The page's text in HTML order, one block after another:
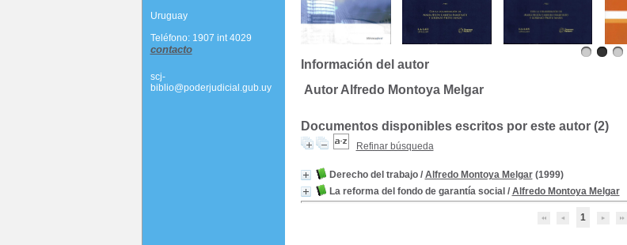
Información del autor
Autor Alfredo Montoya Melgar
Documentos disponibles escritos por este autor (2)
Refinar búsqueda
Derecho del trabajo/ Alfredo Montoya Melgar(1999)
La reforma del fondo de garantía social / Alfredo Montoya Melgar
1
Uruguay
Teléfono: 1907 int 4029
contacto
scj-
biblio@poderjudicial.gub.uy